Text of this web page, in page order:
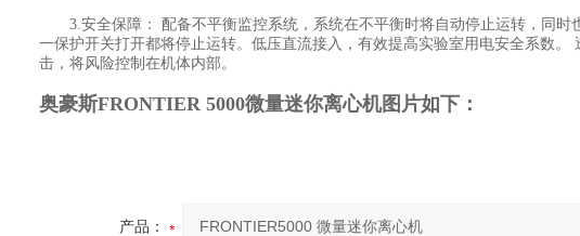
3.安全保障： 配备不平衡监控系统，系统在不平衡时将自动停止运转，同时
一保护开关打开都将停止运转。低压直流接入，有效提高实验室用电安全系数
击，将风险控制在机体内部。
奥豪斯FRONTIER 5000微量迷你离心机图片如下：
产品：